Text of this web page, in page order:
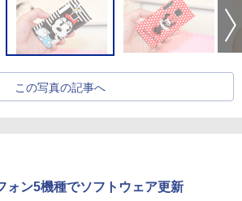
この写真の記事へ
ォン5機種でソフトウェア更新